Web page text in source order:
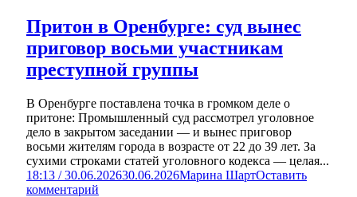
Притон в Оренбурге: суд вынес
приговор восьми участникам
преступной группы
В Оренбурге поставлена точка в громком деле о
притоне: Промышленный суд рассмотрел уголовное
дело в закрытом заседании — и вынес приговор
восьми жителям города в возрасте от 22 до 39 лет. За
сухими строками статей уголовного кодекса — целая...
18:13 / 30.06.202630.06.2026Марина ШартОставить
комментарий